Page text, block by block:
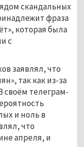
скандальных
фраза
которая была
с
заявлял, что
так как из-за
своём телеграм-
и ноль в
что
апреля, и